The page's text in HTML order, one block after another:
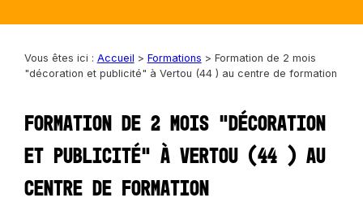
Vous êtes ici : Accueil > Formations > Formation de 2 mois
"décoration et publicité" à Vertou (44 ) au centre de formation
Formation de 2 mois "décoration
et publicité" à Vertou (44 ) au
centre de formation